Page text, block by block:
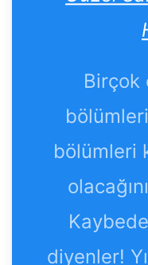
Birçok
bölümleri
diyenler!